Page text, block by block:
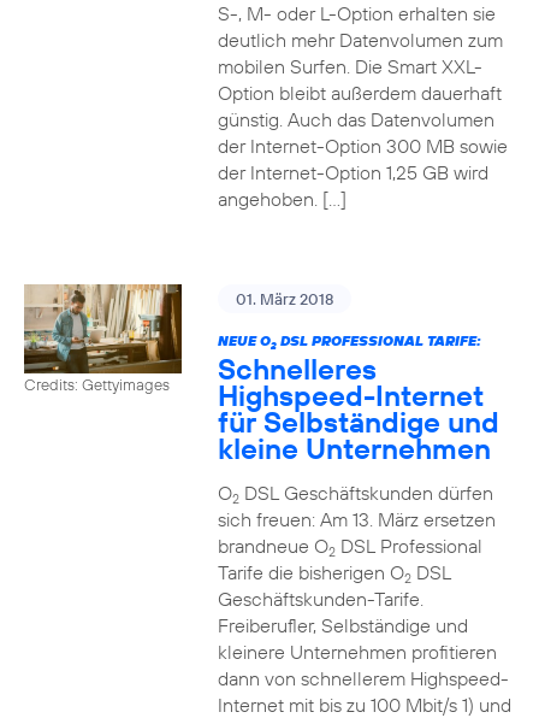
S-, M- oder L-Option erhalten sie
deutlich mehr Datenvolumen zum
mobilen Surfen. Die Smart XXL-
Option bleibt außerdem dauerhaft
günstig. Auch das Datenvolumen
der Internet-Option 300 MB sowie
der Internet-Option 1,25 GB wird
angehoben. […]
Credits: Gettyimages
01. März 2018
NEUE O2DSL PROFESSIONAL TARIFE:
Schnelleres
Highspeed-Internet
für Selbständige und
kleine Unternehmen
O2DSL Geschäftskunden dürfen
sich freuen: Am 13. März ersetzen
brandneue O2DSL Professional
Tarife die bisherigen O2DSL
Geschäftskunden-Tarife.
Freiberufler, Selbständige und
kleinere Unternehmen profitieren
dann von schnellerem Highspeed-
Internet mit bis zu 100 Mbit/s 1) und